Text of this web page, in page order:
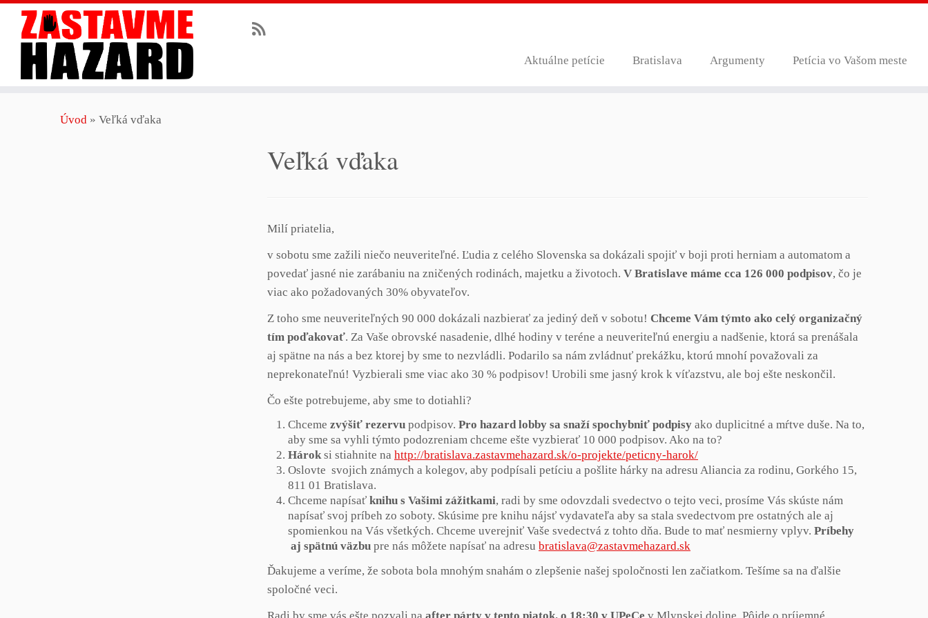
Aktuálne petície Bratislava Argumenty Petícia vo Vašom meste
Úvod » Veľká vďaka
Veľká vďaka
Milí priatelia,
v sobotu sme zažili niečo neuveriteľné. Ľudia z celého Slovenska sa dokázali spojiť v boji proti herniam a automatom a
povedať jasné nie zarábaniu na zničených rodinách, majetku a životoch. V Bratislave máme cca 126 000 podpisov, čo je
viac ako požadovaných 30% obyvateľov.
Z toho sme neuveriteľných 90 000 dokázali nazbierať za jediný deň v sobotu! Chceme Vám týmto ako celý organizačný
tím poďakovať. Za Vaše obrovské nasadenie, dlhé hodiny v teréne a neuveriteľnú energiu a nadšenie, ktorá sa prenášala
aj spätne na nás a bez ktorej by sme to nezvládli. Podarilo sa nám zvládnuť prekážku, ktorú mnohí považovali za
neprekonateľnú! Vyzbierali sme viac ako 30 % podpisov! Urobili sme jasný krok k víťazstvu, ale boj ešte neskončil.
Čo ešte potrebujeme, aby sme to dotiahli?
Chceme zvýšiť rezervu podpisov. Pro hazard lobby sa snaží spochybniť podpisy ako duplicitné a mŕtve duše. Na to,
aby sme sa vyhli týmto podozreniam chceme ešte vyzbierať 10 000 podpisov. Ako na to?
Hároksi stiahnite na http://bratislava.zastavmehazard.sk/o-projekte/peticny-harok/
Oslovte svojich známych a kolegov, aby podpísali petíciu a pošlite hárky na adresu Aliancia za rodinu, Gorkého 15,
811 01 Bratislava.
Chceme napísať knihu s Vašimi zážitkami, radi by sme odovzdali svedectvo o tejto veci, prosíme Vás skúste nám
napísať svoj príbeh zo soboty. Skúsime pre knihu nájsť vydavateľa aby sa stala svedectvom pre ostatných ale aj
spomienkou na Vás všetkých. Chceme uverejniť Vaše svedectvá z tohto dňa. Bude to mať nesmierny vplyv. Príbehy
aj spätnú väzbu pre nás môžete napísať na adresu bratislava@zastavmehazard.sk
Ďakujeme a veríme, že sobota bola mnohým snahám o zlepšenie našej spoločnosti len začiatkom. Tešíme sa na ďalšie
spoločné veci.